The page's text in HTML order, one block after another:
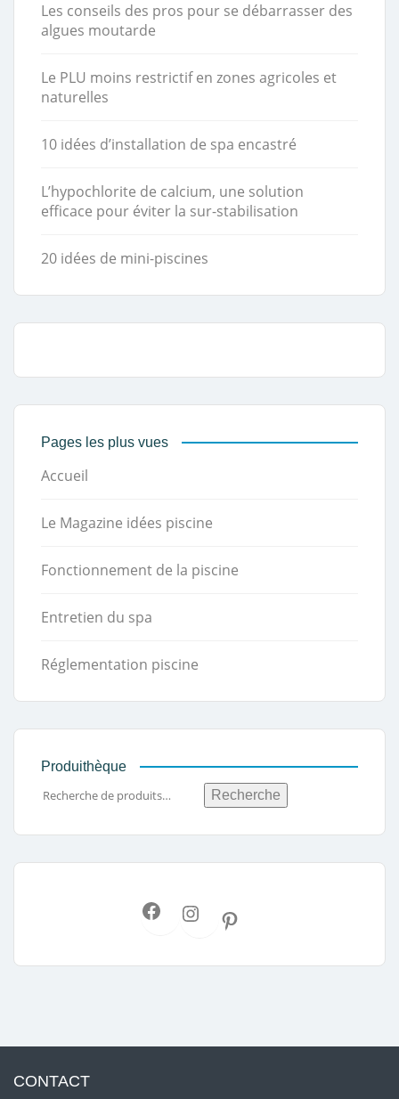
Les conseils des pros pour se débarrasser des
algues moutarde
Le PLU moins restrictif en zones agricoles et
naturelles
10 idées d’installation de spa encastré
L’hypochlorite de calcium, une solution
efficace pour éviter la sur-stabilisation
20 idées de mini-piscines
Pages les plus vues
Accueil
Le Magazine idées piscine
Fonctionnement de la piscine
Entretien du spa
Réglementation piscine
Produithèque
Recherche
CONTACT